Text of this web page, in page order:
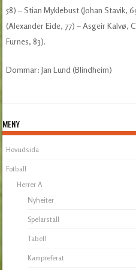
58) – Stian Myklebust (Johan
(Alexander Eide, 77) – Asgeir Kalvø,
Furnes, 83).
Dommar: Jan Lund (Blindheim)
MENY
Hovudsida
Fotball
Herrer A
Nyheiter
Spelarstall
Tabell
Kampreferat